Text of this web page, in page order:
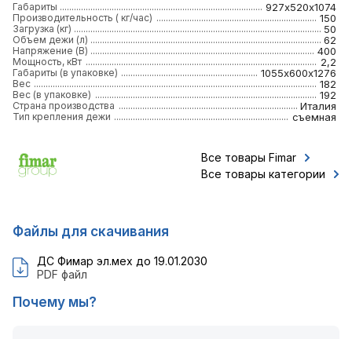
Габариты 927х520х1074
Производительность ( кг/час) 150
Загрузка (кг) 50
Объем дежи (л) 62
Напряжение (В) 400
Мощность, кВт 2,2
Габариты (в упаковке) 1055х600х1276
Вес 182
Вес (в упаковке) 192
Страна производства Италия
Тип крепления дежи съемная
Все товары Fimar
Все товары категории
Файлы для скачивания
ДС Фимар эл.мех до 19.01.2030
PDF файл
Почему мы?